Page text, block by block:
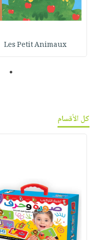
Les Petit Animaux
1
كل الأقسام